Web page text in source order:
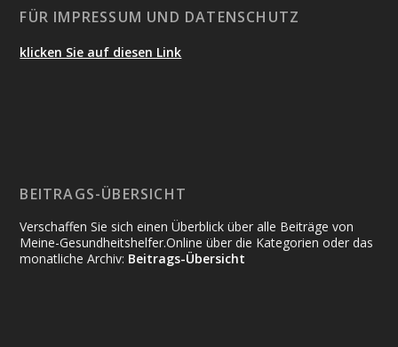
FÜR IMPRESSUM UND DATENSCHUTZ
klicken Sie auf diesen Link
BEITRAGS-ÜBERSICHT
Verschaffen Sie sich einen Überblick über alle Beiträge von
Meine-Gesundheitshelfer.Online über die Kategorien oder das
monatliche Archiv: Beitrags-Übersicht